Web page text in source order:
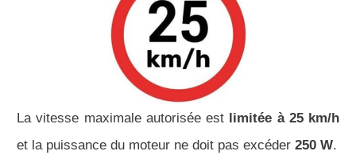
La vitesse maximale autorisée est limitée à 25 km/h
et la puissance du moteur ne doit pas excéder 250 W.